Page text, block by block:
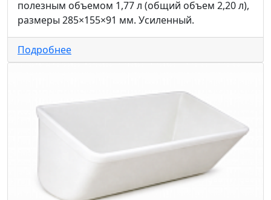
полезным объемом 1,77 л (общий объем 2,20 л),
размеры 285×155×91 мм. Усиленный.
Подробнее